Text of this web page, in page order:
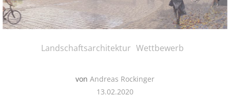
Landschaftsarchitektur Wettbewerb
von Andreas Rockinger
13.02.2020